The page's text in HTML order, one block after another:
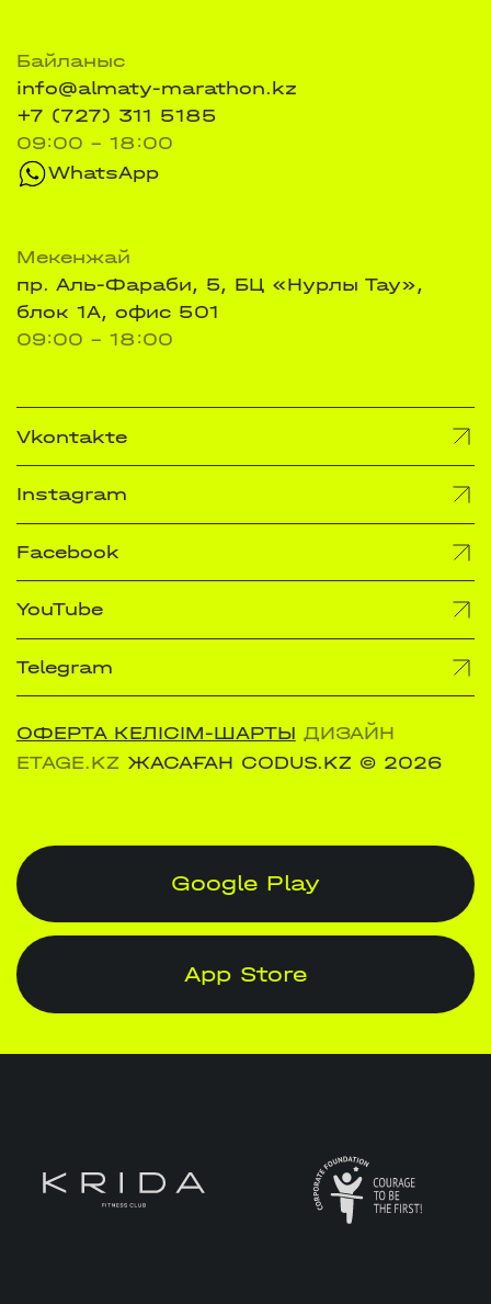
Байланыс
info@almaty-marathon.kz
+7 (727) 311 5185
09:00 - 18:00
WhatsApp
Мекенжай
пр. Аль-Фараби, 5, БЦ «Нурлы Тау»,
блок 1А, офис 501
09:00 - 18:00
Vkontakte
Instagram
Facebook
YouTube
Telegram
ОФЕРТА КЕЛІСІМ-ШАРТЫ ДИЗАЙН
ETAGE.KZ ЖАСАҒАН CODUS.KZ © 2026
Google Play
App Store